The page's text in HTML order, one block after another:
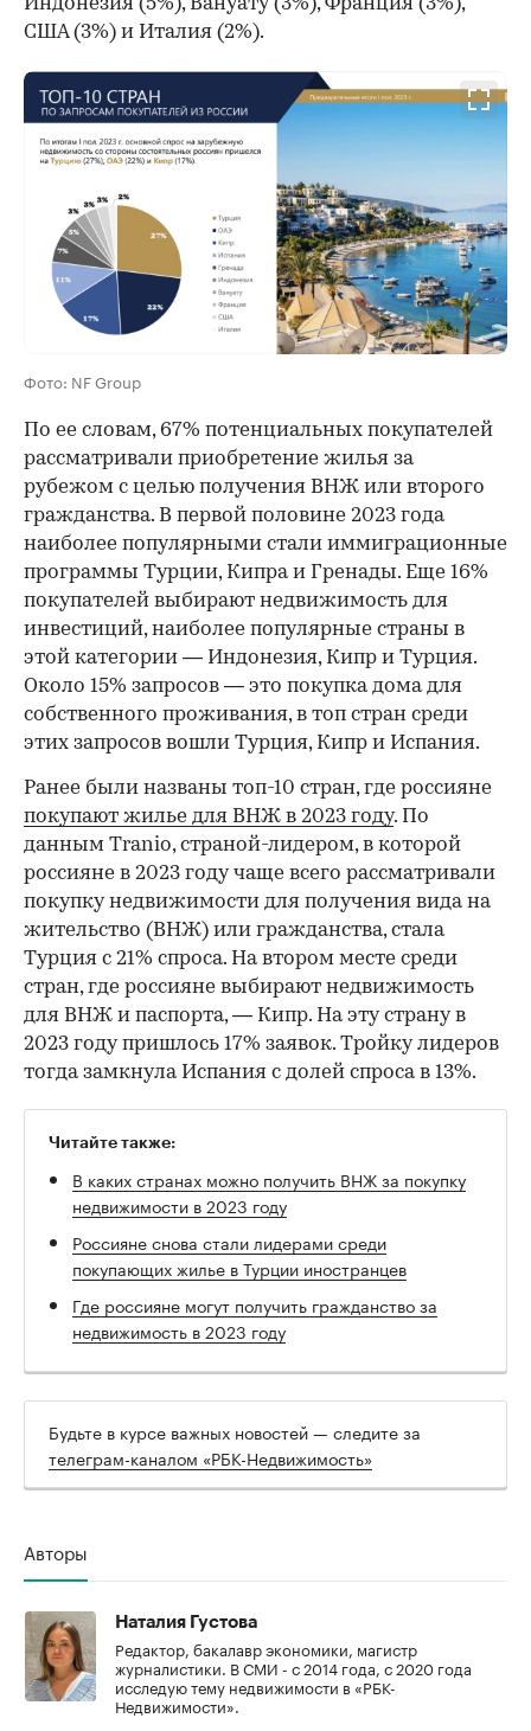
США (3%) и Италия (2%).
Фото: NF Group
По ее словам, 67% потенциальных покупателей
рассматривали приобретение жилья за
рубежом с целью получения ВНЖ или второго
гражданства. В первой половине 2023 года
наиболее популярными стали иммиграционные
программы Турции, Кипра и Гренады. Еще 16%
покупателей выбирают недвижимость для
инвестиций, наиболее популярные страны в
этой категории — Индонезия, Кипр и Турция.
Около 15% запросов — это покупка дома для
собственного проживания, в топ стран среди
этих запросов вошли Турция, Кипр и Испания.
Ранее были названы топ-10 стран, где россияне
покупают жилье для ВНЖ в 2023 году. По
данным Tranio, страной-лидером, в которой
россияне в 2023 году чаще всего рассматривали
покупку недвижимости для получения вида на
жительство (ВНЖ) или гражданства, стала
Турция с 21% спроса. На втором месте среди
стран, где россияне выбирают недвижимость
для ВНЖ и паспорта, — Кипр. На эту страну в
2023 году пришлось 17% заявок. Тройку лидеров
тогда замкнула Испания с долей спроса в 13%.
Читайте также:
В каких странах можно получить ВНЖ за покупку
недвижимости в 2023 году
Россияне снова стали лидерами среди
покупающих жилье в Турции иностранцев
Где россияне могут получить гражданство за
недвижимость в 2023 году
Будьте в курсе важных новостей — следите за
телеграм-каналом «РБК-Недвижимость»
Авторы
Наталия Густова
Редактор, бакалавр экономики, магистр
журналистики. В СМИ - с 2014 года, с 2020 года
исследую тему недвижимости в «РБК-
Недвижимости».